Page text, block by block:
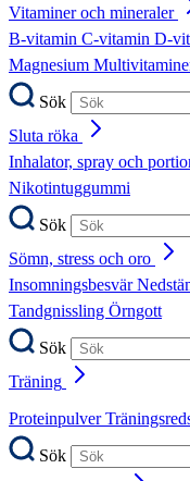
Vitaminer och mineraler
B-vitamin C-vitamin D-
Magnesium
Sök
Sluta röka
Inhalator, spray och
Nikotintuggummi
Sök
Sömn, stress och oro
Insomningsbesvär
Tandgnissling Örngott
Sök
Träning
Proteinpulver
Sök